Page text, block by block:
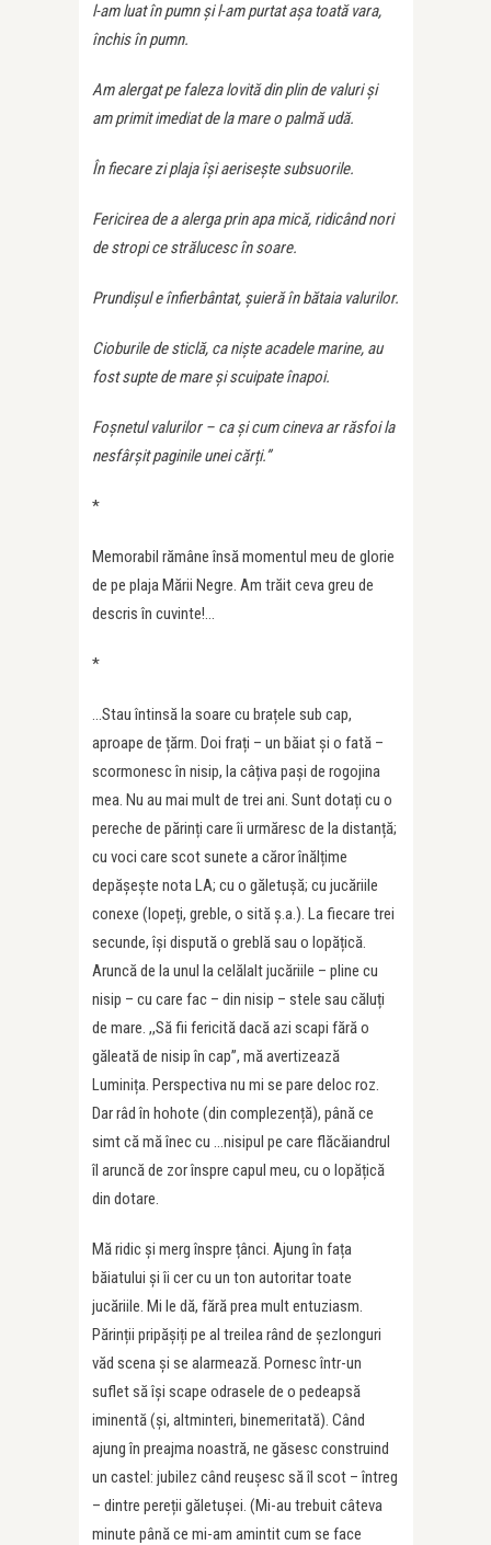
l-am luat în pumn și l-am purtat așa toată vara,
închis în pumn.
Am alergat pe faleza lovită din plin de valuri și
am primit imediat de la mare o palmă udă.
În fiecare zi plaja își aerisește subsuorile.
Fericirea de a alerga prin apa mică, ridicând nori
de stropi ce strălucesc în soare.
Prundișul e înfierbântat, șuieră în bătaia valurilor.
Cioburile de sticlă, ca niște acadele marine, au
fost supte de mare și scuipate înapoi.
Foșnetul valurilor – ca și cum cineva ar răsfoi la
nesfârșit paginile unei cărți.”
*
Memorabil rămâne însă momentul meu de glorie
de pe plaja Mării Negre. Am trăit ceva greu de
descris în cuvinte!…
*
…Stau întinsă la soare cu brațele sub cap,
aproape de țărm. Doi frați – un băiat și o fată –
scormonesc în nisip, la câțiva pași de rogojina
mea. Nu au mai mult de trei ani. Sunt dotați cu o
pereche de părinți care îi urmăresc de la distanță;
cu voci care scot sunete a căror înălțime
depășește nota LA; cu o găletușă; cu jucăriile
conexe (lopeți, greble, o sită ș.a.). La fiecare trei
secunde, își dispută o greblă sau o lopățică.
Aruncă de la unul la celălalt jucăriile – pline cu
nisip – cu care fac – din nisip – stele sau căluți
de mare. ,,Să fii fericită dacă azi scapi fără o
găleată de nisip în cap”, mă avertizează
Luminița. Perspectiva nu mi se pare deloc roz.
Dar râd în hohote (din complezență), până ce
simt că mă înec cu …nisipul pe care flăcăiandrul
îl aruncă de zor înspre capul meu, cu o lopățică
din dotare.
Mă ridic și merg înspre țânci. Ajung în fața
băiatului și îi cer cu un ton autoritar toate
jucăriile. Mi le dă, fără prea mult entuziasm.
Părinții pripășiți pe al treilea rând de șezlonguri
văd scena și se alarmează. Pornesc într-un
suflet să își scape odrasele de o pedeapsă
iminentă (și, altminteri, binemeritată). Când
ajung în preajma noastră, ne găsesc construind
un castel: jubilez când reușesc să îl scot – întreg
– dintre pereții găletușei. (Mi-au trebuit câteva
minute până ce mi-am amintit cum se face